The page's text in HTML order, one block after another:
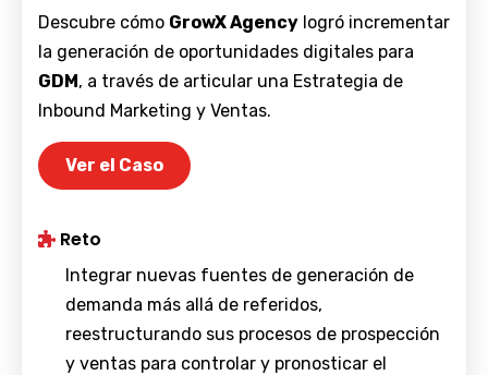
Descubre cómo GrowX Agency logró incrementar
la generación de oportunidades digitales para
GDM, a través de articular una Estrategia de
Inbound Marketing y Ventas.
Ver el Caso
Reto
Integrar nuevas fuentes de generación de
demanda más allá de referidos,
reestructurando sus procesos de prospección
y ventas para controlar y pronosticar el